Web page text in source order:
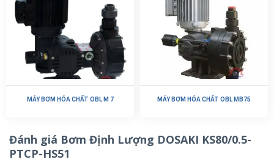
MÁY BƠM HÓA CHẤT OBL M 7 MÁY BƠM HÓA CHẤT OBL MB75
Đánh giá Bơm Định Lượng DOSAKI KS80/0.5-
PTCP-HS51